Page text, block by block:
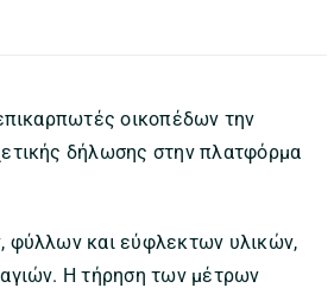
οικοπέδων την
δήλωσης στην πλατφόρμα
φύλλων και εύφλεκτων υλικών,
Η τήρηση των μέτρων